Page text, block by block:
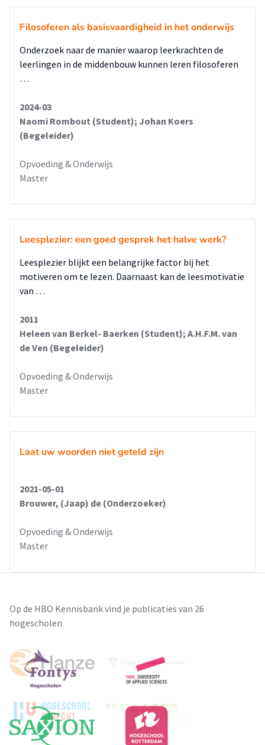
van leerlingen kan bijdragen aan de motivatie voor het leren.
Het onderwerp is door dit onderzoek weer actueel geworden
Filosoferen als basisvaardigheid in het onderwijs
Onderzoek naar de manier waarop leerkrachten de
leerlingen in de middenbouw kunnen leren filosoferen
…
2024-03
Naomi Rombout (Student); Johan Koers
(Begeleider)
Opvoeding & Onderwijs
Master
Leesplezier: een goed gesprek het halve werk?
Leesplezier blijkt een belangrijke factor bij het
motiveren om te lezen. Daarnaast kan de leesmotivatie
van …
2011
Heleen van Berkel- Baerken (Student); A.H.F.M. van
de Ven (Begeleider)
Opvoeding & Onderwijs
Master
Laat uw woorden niet geteld zijn
2021-05-01
Brouwer, (Jaap) de (Onderzoeker)
Opvoeding & Onderwijs
Master
Op de HBO Kennisbank vind je publicaties van 26
hogescholen